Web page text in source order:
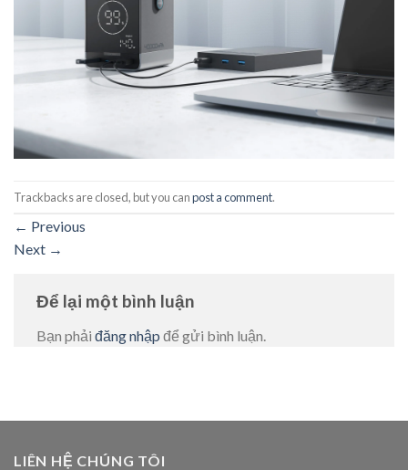
Trackbacks are closed, but you canpost a comment.
← Previous
Next →
Để lại một bình luận
Bạn phải đăng nhập để gửi bình luận.
LIÊN HỆ CHÚNG TÔI